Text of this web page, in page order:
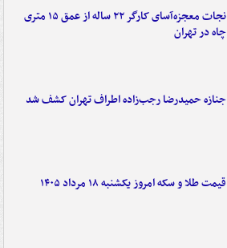
نجات معجزه‌آسای کارگر ۲۲ ساله از عمق ۱۵ متری
چاه در تهران
جنازه حمیدرضا رجب‌زاده اطراف تهران کشف شد
قیمت طلا و سکه امروز یکشنبه ۱۸ مرداد ۱۴۰۵